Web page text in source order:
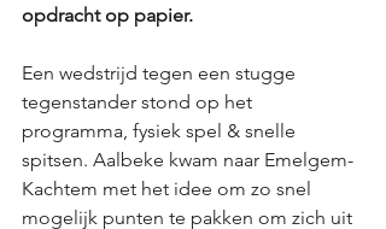
opdracht op papier.
Een wedstrijd tegen een stugge
tegenstander stond op het
programma, fysiek spel & snelle
spitsen. Aalbeke kwam naar Emelgem-
Kachtem met het idee om zo snel
mogelijk punten te pakken om zich uit